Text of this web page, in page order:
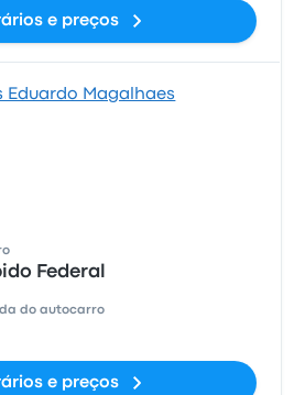
e preços
Eduardo Magalhaes
Federal
do autocarro
e preços